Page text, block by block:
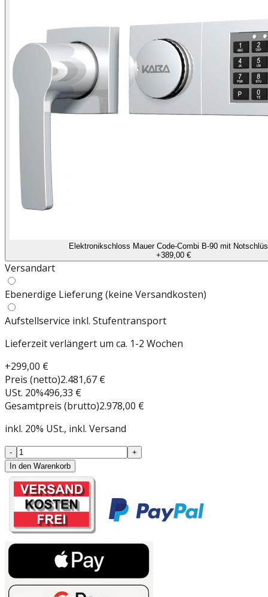
Elektronikschloss Mauer Code-Combi B-90 mit
+389,00 €
Versandart
Ebenerdige Lieferung (keine Versandkosten)
Aufstellservice inkl. Stufentransport
Lieferzeit verlängert um ca. 1-2 Wochen
+299,00 €
Preis (netto)2.481,67 €
USt. 20%496,33 €
Gesamtpreis (brutto)2.978,00 €
inkl. 20% USt., inkl. Versand
-
+
In den Warenkorb